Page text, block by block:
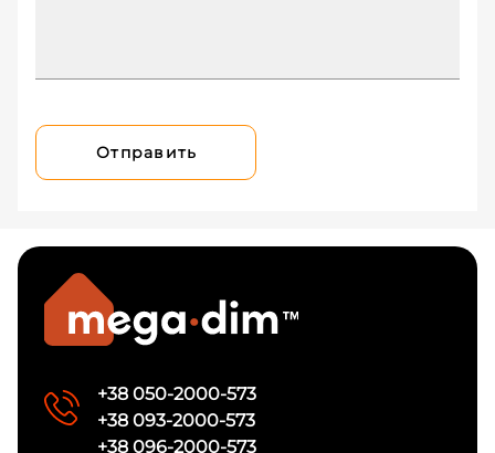
Отправить
+38 050-2000-573
+38 093-2000-573
+38 096-2000-573